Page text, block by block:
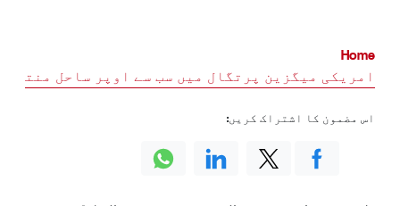
Home
امریکی میگزین پرتگال میں سب سے اوپر ساحل منتخب
اس مضمون کا اشتراک کریں: